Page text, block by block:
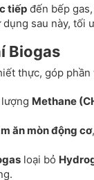
tiếp đến bếp
dụng sau này, tối
Biogas
thực, góp
Methane
ăn mòn động cơ
loại bỏ